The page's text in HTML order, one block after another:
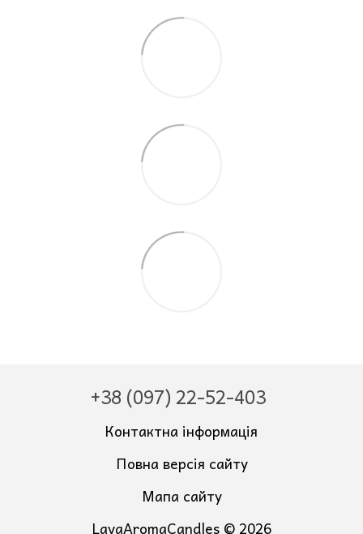
+38 (097) 22-52-403
Контактна інформація
Повна версія сайту
Мапа сайту
LavaAromaCandles © 2026